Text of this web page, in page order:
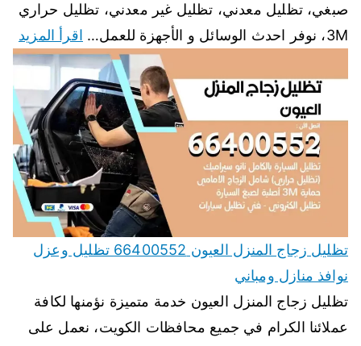
صبغي، تظليل معدني، تظليل غير معدني، تظليل حراري
3M، نوفر احدث الوسائل و الأجهزة للعمل…
اقرأ المزيد
تظليل زجاج المنزل العيون 66400552 تظليل وعزل
نوافذ منازل ومباني
تظليل زجاج المنزل العيون خدمة متميزة نؤمنها لكافة
عملائنا الكرام في جميع محافظات الكويت، نعمل على